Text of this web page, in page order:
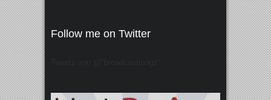
Follow me on Twitter